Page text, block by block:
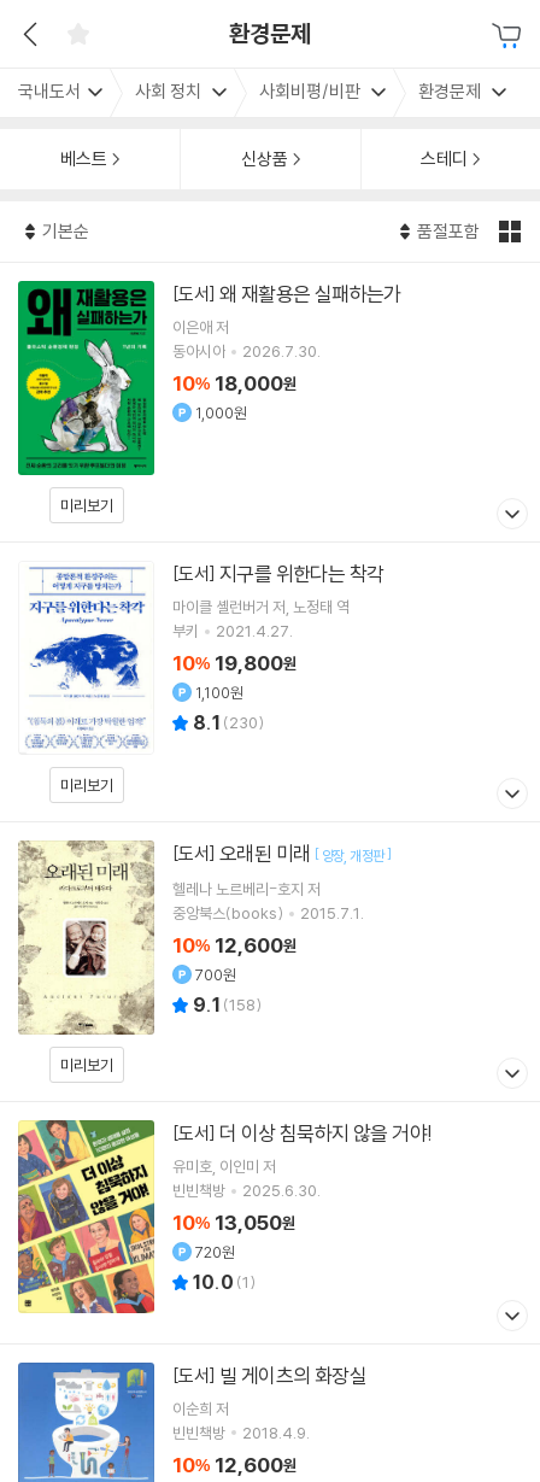
환경문제
국내도서 사회 정치 사회비평/비판 환경문제
베스트 신상품 스테디
기본순 품절포함
미리보기
[도서] 왜 재활용은 실패하는가
이은애저
동아시아
2026.7.30.
10% 18,000원
1,000원
미리보기
[도서] 지구를 위한다는 착각
마이클 셸런버거 저 노정태 역
부키
2021.4.27.
10% 19,800원
1,100원
8.1 (230)
미리보기
[도서] 오래된 미래 [ 양장 개정판]
헬레나 노르베리-호지 저
중앙북스(books)
2015.7.1.
10% 12,600원
700원
9.1 (158)
[도서] 더 이상 침묵하지 않을 거야!
유미호 이인미 저
빈빈책방
2025.6.30.
10% 13,050원
720원
10.0 (1)
[도서] 빌 게이츠의 화장실
이순희 저
빈빈책방
2018.4.9.
10% 12,600원